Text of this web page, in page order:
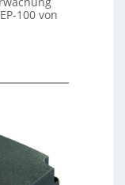
100 von